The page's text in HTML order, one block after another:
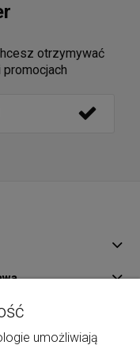
otrzymywać
umożliwiają